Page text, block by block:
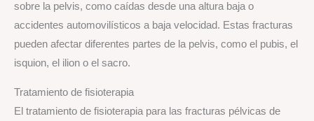
sobre la pelvis, como caídas desde una altura baja o
accidentes automovilísticos a baja velocidad. Estas fracturas
pueden afectar diferentes partes de la pelvis, como el pubis, el
isquion, el ilion o el sacro.
Tratamiento de fisioterapia
El tratamiento de fisioterapia para las fracturas pélvicas de